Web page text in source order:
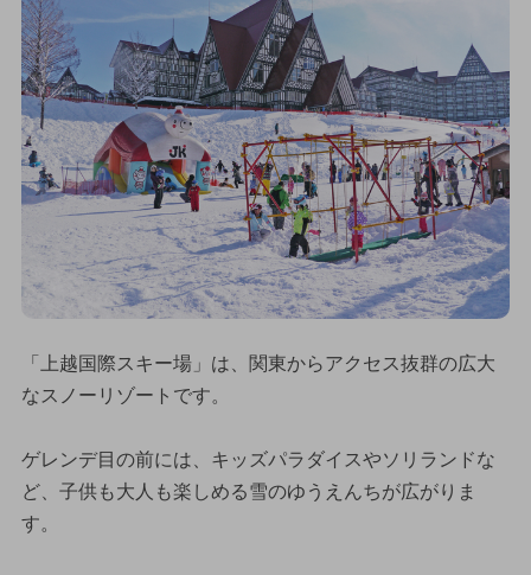
「上越国際スキー場」は、関東からアクセス抜群の広大
なスノーリゾートです。
ゲレンデ目の前には、キッズパラダイスやソリランドな
ど、子供も大人も楽しめる雪のゆうえんちが広がりま
す。